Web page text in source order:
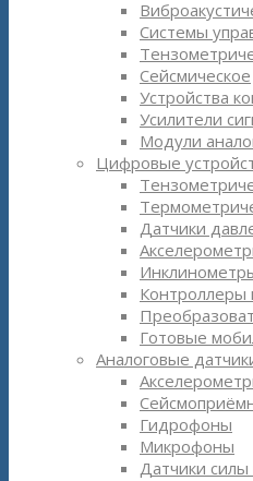
Системы
Сейсмическое
Устройства
Усилители
Модули
Цифровые
Датчики
Контроллеры
Готовые
Аналоговые
Гидрофоны
Микрофоны
Датчики